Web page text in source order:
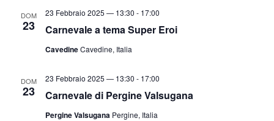
DOM
23 Carnevale a tema Super Eroi
23 Febbraio 2025 — 13:30 - 17:00
CavedineCavedine, Italia
DOM
23 Carnevale di Pergine Valsugana
23 Febbraio 2025 — 13:30 - 17:00
Pergine Valsugana Pergine, Italia